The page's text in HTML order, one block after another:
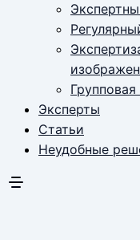
Эксперты
Статьи
Неудобные